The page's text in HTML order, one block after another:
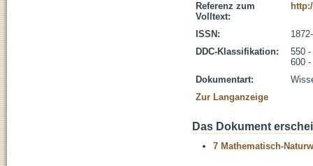
Referenz zum
Volltext:
ISSN:
DDC-Klassifikation:
550
600
Dokumentart:
Zur Langanzeige
Das Dokument
7 Mathematisch-